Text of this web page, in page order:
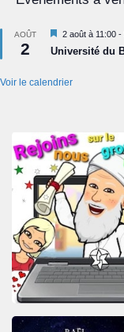
AOÛT
2
Mis
en
avant
2 août à 11:00 -
Université du
Voir le calendrier